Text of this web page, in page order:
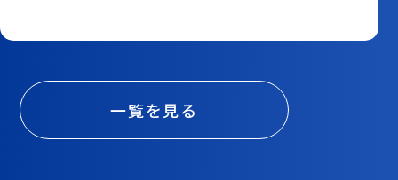
一覧を見る